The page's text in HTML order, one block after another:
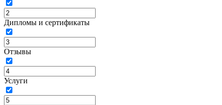
Дипломы и сертификаты
Отзывы
Услуги